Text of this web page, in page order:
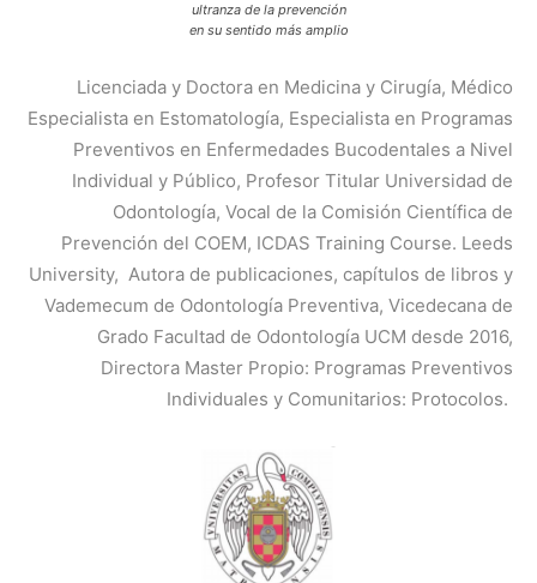
ultranza de la prevención
en su sentido más amplio
Licenciada y Doctora en Medicina y Cirugía, Médico
Especialista en Estomatología, Especialista en Programas
Preventivos en Enfermedades Bucodentales a Nivel
Individual y Público, Profesor Titular Universidad de
Odontología, Vocal de la Comisión Científica de
Prevención del COEM, ICDAS Training Course. Leeds
University, Autora de publicaciones, capítulos de libros y
Vademecum de Odontología Preventiva, Vicedecana de
Grado Facultad de Odontología UCM desde 2016,
Directora Master Propio: Programas Preventivos
Individuales y Comunitarios: Protocolos.